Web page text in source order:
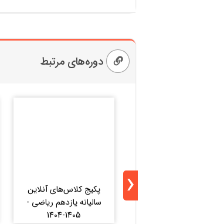
دوره‌های مرتبط
پکیج کلاس‌های آنلاین
سالیانه یازدهم ریاضی -
1405-1404
‹